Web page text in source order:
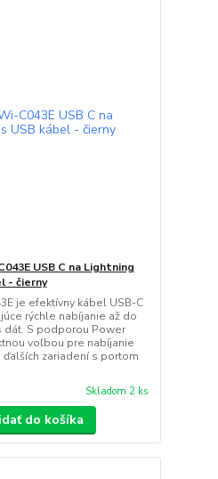
USB C na Lightning
- čierny
je efektívny kábel USB-C
rýchle nabíjanie až do
S podporou Power
voľbou pre nabíjanie
zariadení s portom
Skladom 2 ks
do košíka